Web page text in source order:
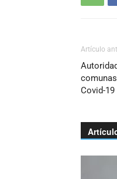
Artículo
Covid-19